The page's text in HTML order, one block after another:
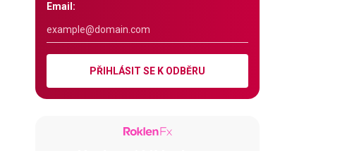
Email:
PŘIHLÁSIT SE K ODBĚRU